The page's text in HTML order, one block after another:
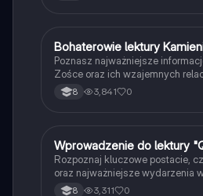
BJęzyk polski
Bohaterowie lektury
Poznasz najważniejsze
Zośce oraz ich wzajemnych
charakteru.
8 3,841 0
WJęzyk polski
Wprowadzenie do lektury
Rozpoznaj kluczowe postacie,
oraz najważniejsze wydarzenia
Sienkiewicza.
8 3,311 0